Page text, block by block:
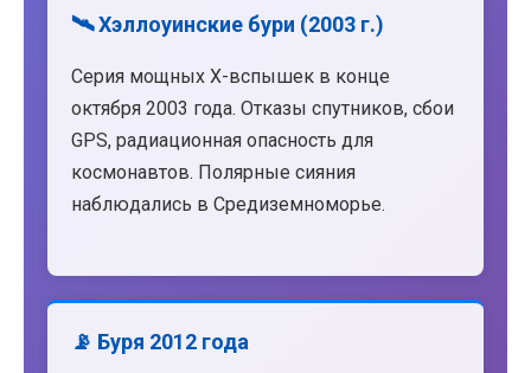
🛰️ Хэллоуинские бури (2003 г.)
Серия мощных X-вспышек в конце
октября 2003 года. Отказы спутников, сбои
GPS, радиационная опасность для
космонавтов. Полярные сияния
наблюдались в Средиземноморье.
📡 Буря 2012 года